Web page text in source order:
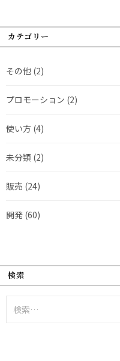
カテゴリー
その他 (2)
プロモーション (2)
使い方 (4)
未分類 (2)
販売 (24)
開発 (60)
検索
索: